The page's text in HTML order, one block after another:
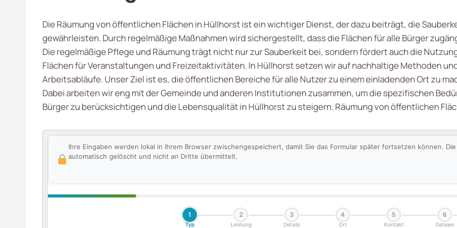
Die Räumung von öffentlichen Flächen in Hüllhorst ist ein wichtiger Dienst, der dazu beiträgt, die
gewährleisten. Durch regelmäßige Maßnahmen wird sichergestellt, dass die Flächen für alle Bürger
Die regelmäßige Pflege und Räumung trägt nicht nur zur Sauberkeit bei, sondern fördert auch die
Flächen für Veranstaltungen und Freizeitaktivitäten. In Hüllhorst setzen wir auf nachhaltige Methoden
Arbeitsabläufe. Unser Ziel ist es, die öffentlichen Bereiche für alle Nutzer zu einem einladenden Ort zu
Dabei arbeiten wir eng mit der Gemeinde und anderen Institutionen zusammen, um die spezifischen
Bürger zu berücksichtigen und die Lebensqualität in Hüllhorst zu steigern. Räumung von öffentlichen
Ihre Eingaben werden lokal in Ihrem Browser zwischengespeichert, damit Sie das Formular später fortsetzen können.
automatisch gelöscht und nicht an Dritte übermittelt.
1
Typ
2
Leistung
3
Details
4
Ort
5
Kontakt
6
Dateien